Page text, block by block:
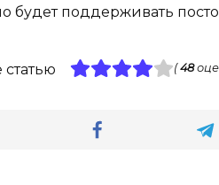
будет поддерживать
(48